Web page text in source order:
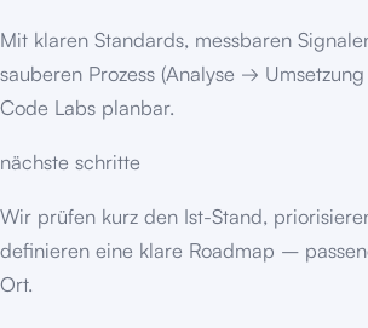
Mit klaren Standards, messbaren
sauberen Prozess (Analyse →
Code Labs planbar.
nächste schritte
Wir prüfen kurz den Ist-Stand,
definieren eine klare Roadmap –
Ort.